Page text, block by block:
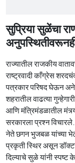
सुप्रिया सुळेंचा
राज्यातील राजकीय
राष्ट्रवादी काँग्रेस
पत्रकार परिषद घेऊन
शहरातील वाढत्या
आणि मंत्रिमंडळातील
सरकारला प्रश्न
नेते छगन भुजबळ यांच्या
प्रकृती स्थिर असून
दिल्याचे सुळे यांनी स्पष्ट